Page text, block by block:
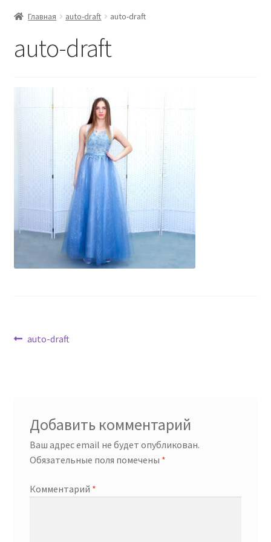
Главная auto-draft auto-draft
auto-draft
Навигация
Предыдущая
auto-draft
Добавить комментарий
Ваш адрес email не будет опубликован.
Обязательные поля помечены *
Комментарий *